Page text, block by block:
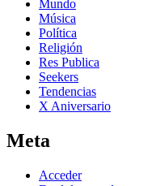
Mundo
Música
Política
Religión
Res Publica
Seekers
Tendencias
X Aniversario
Meta
Acceder